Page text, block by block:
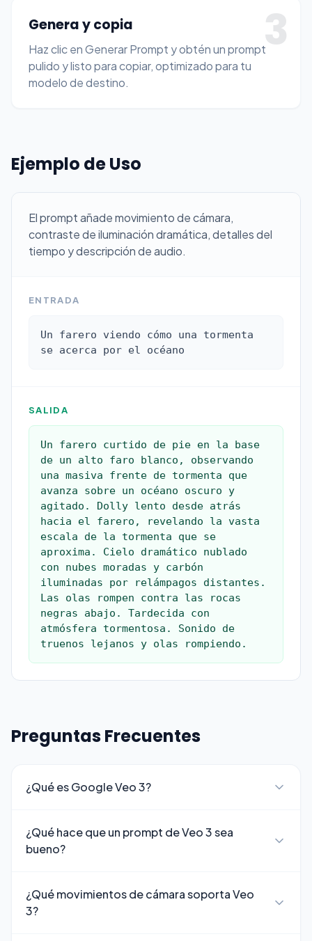
3
Genera y copia
Haz clic en Generar Prompt y obtén un prompt
pulido y listo para copiar, optimizado para tu
modelo de destino.
Ejemplo de Uso
El prompt añade movimiento de cámara,
contraste de iluminación dramática, detalles del
tiempo y descripción de audio.
ENTRADA
Un farero viendo cómo una tormenta
se acerca por el océano
SALIDA
Un farero curtido de pie en la base
de un alto faro blanco, observando
una masiva frente de tormenta que
avanza sobre un océano oscuro y
agitado. Dolly lento desde atrás
hacia el farero, revelando la vasta
escala de la tormenta que se
aproxima. Cielo dramático nublado
con nubes moradas y carbón
iluminadas por relámpagos distantes.
Las olas rompen contra las rocas
negras abajo. Tardecida con
atmósfera tormentosa. Sonido de
truenos lejanos y olas rompiendo.
Preguntas Frecuentes
¿Qué es Google Veo 3?
¿Qué hace que un prompt de Veo 3 sea
bueno?
¿Qué movimientos de cámara soporta Veo
3?